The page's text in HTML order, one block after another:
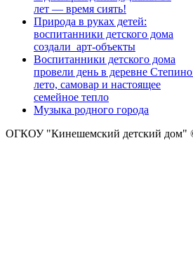
лет — время сиять!
Природа в руках детей:
воспитанники детского дома
создали арт-объекты
Воспитанники детского дома
провели день в деревне
лето, самовар и настоящее
семейное тепло
Музыка родного города
ОГКОУ "Кинешемский детский дом"